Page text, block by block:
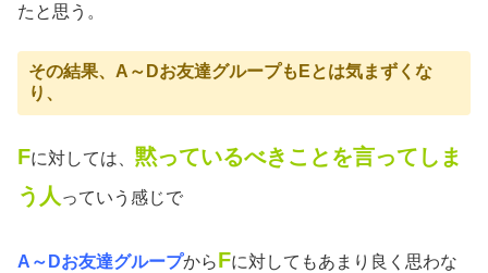
たと思う。
その結果、A～Dお友達グループもEとは気まずくな
り、
Fに対しては、 黙っているべきことを言ってしま
う人 っていう感じで
A～Dお友達グループからFに対してもあまり良く思わな